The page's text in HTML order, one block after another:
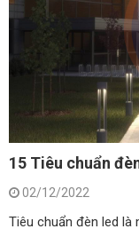
15 Tiêu chuẩn
02/12/2022
Tiêu chuẩn đèn led